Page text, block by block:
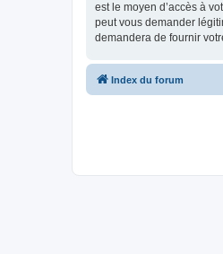
est le moyen d’accès à
peut vous demander
demandera de fournir
Index du forum